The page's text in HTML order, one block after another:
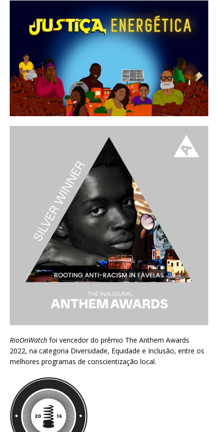
RioOnWatch foi vencedor do prêmio The Anthem Awards
2022, na categoria Diversidade, Equidade e Inclusão, entre os
melhores programas de conscientização local.